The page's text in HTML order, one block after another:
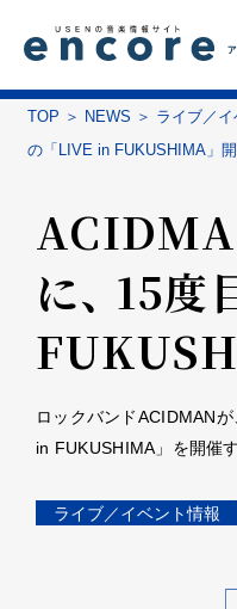
TOP NEWS ライブ／
の「LIVE in FUKUSHIMA」開
に、 15
ロックバンドACIDMAN
in FUKUSHIMA」を開催す
ライブ／イベント情報